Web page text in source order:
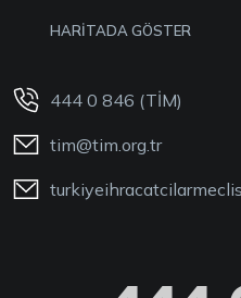
HARİTADA GÖSTER
444 0 846 (TİM)
tim@tim.org.tr